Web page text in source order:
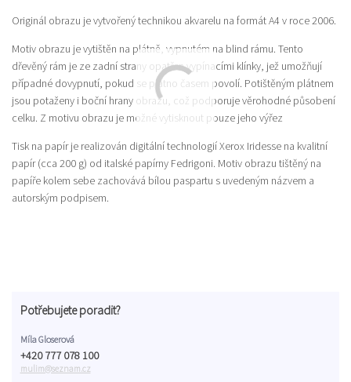
Originál obrazu je vytvořený technikou akvarelu na formát A4 v roce 2006.
Motiv obrazu je vytištěn na plátně, vypnutém na blind rámu. Tento
dřevěný rám je ze zadní strany opatřen vypínacími klínky, jež umožňují
případné dovypnutí, pokud se plátno časem povolí. Potištěným plátnem
jsou potaženy i boční hrany obrazu, což podporuje věrohodné působení
celku. Z motivu obrazu je možné vytisknout pouze jeho výřez
Tisk na papír je realizován digitální technologií Xerox Iridesse na kvalitní
papír (cca 200 g) od italské papírny Fedrigoni. Motiv obrazu tištěný na
papíře kolem sebe zachovává bílou paspartu s uvedeným názvem a
autorským podpisem.
Potřebujete poradit?
Míla Gloserová
+420 777 078 100
mulim@seznam.cz